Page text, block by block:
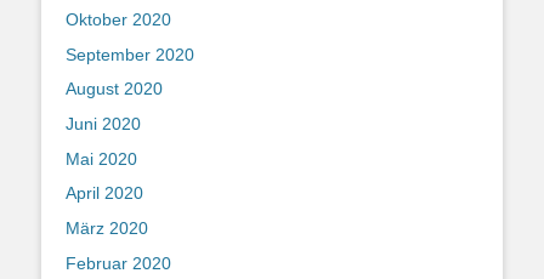
Oktober 2020
September 2020
August 2020
Juni 2020
Mai 2020
April 2020
März 2020
Februar 2020